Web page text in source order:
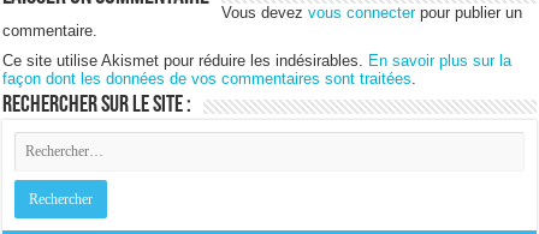
Vous devezvous connecterpour publier un
commentaire.
Ce site utilise Akismet pour réduire les indésirables.
En savoir plus sur la
façon dont les données de vos commentaires sont traitées
Rechercher sur le site :